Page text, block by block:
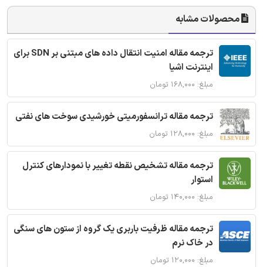
محصولات مشابه
ترجمه مقاله امنیت انتقال داده های مبتنی بر SDN برای
اینترنت اشیا
مبلغ: ۱۶۸,۰۰۰ تومان
ترجمه مقاله ترانسفورمیتی خورشیدی سوخت های نفتی
مبلغ: ۱۲۸,۰۰۰ تومان
ترجمه مقاله تشخیص نقطه تغییر با نمودارهای کنترل
استوار
مبلغ: ۱۴۰,۰۰۰ تومان
ترجمه مقاله ظرفیت باربری یک گروه از ستون های سنگی
در خاک نرم
مبلغ: ۱۲۰,۰۰۰ تومان